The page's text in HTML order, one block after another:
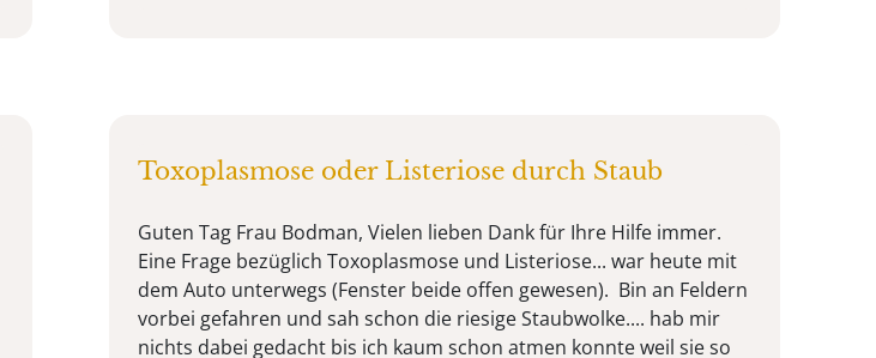
Toxoplasmose oder Listeriose durch Staub
Guten Tag Frau Bodman, Vielen lieben Dank für Ihre Hilfe immer.
Eine Frage bezüglich Toxoplasmose und Listeriose... war heute mit
dem Auto unterwegs (Fenster beide offen gewesen). Bin an Feldern
vorbei gefahren und sah schon die riesige Staubwolke.... hab mir
nichts dabei gedacht bis ich kaum schon atmen konnte weil sie so